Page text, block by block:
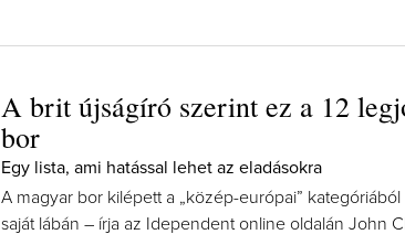
A brit újságíró szerint ez a 12
bor
Egy lista, ami hatással lehet az eladásokra
A magyar bor kilépett a „közép-európai”
saját lábán – írja az Idependent online oldalán John